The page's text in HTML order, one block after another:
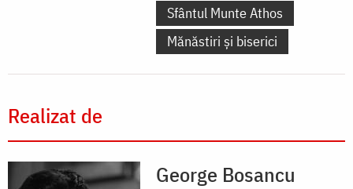
Sfântul Munte Athos
Mănăstiri și biserici
Realizat de
George Bosancu